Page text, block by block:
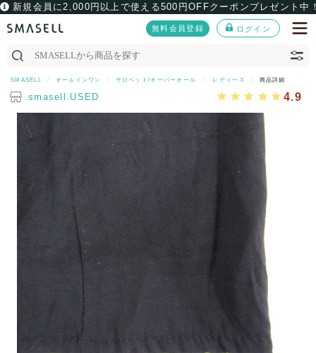
新規会員に2,000円以上で使える500円OFFクーポンプレゼント中
無料会員登録 ログイン
SMASELL オールインワン サロペット/オーバーオール レディース 商品詳細
smasell.USED 4.9